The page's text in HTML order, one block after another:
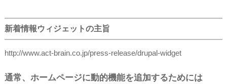
新着情報ウィジェットの主旨
http://www.act-brain.co.jp/press-release/drupal-widget
通常、ホームページに動的機能を追加するためには